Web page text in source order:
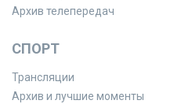
Архив телепередач
СПОРТ
Трансляции
Архив и лучшие моменты